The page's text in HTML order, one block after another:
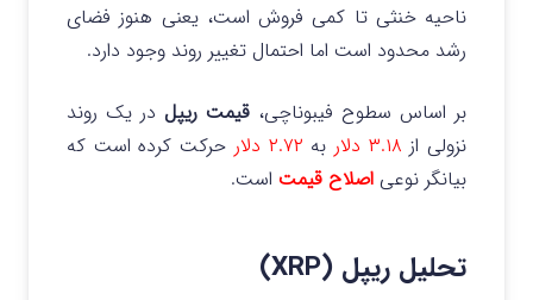
ناحیه خنثی تا کمی فروش است، یعنی هنوز فضای
رشد محدود است اما احتمال تغییر روند وجود دارد.
بر اساس سطوح فیبوناچی، قیمت ریپل در یک روند
نزولی از ۳.۱۸ دلار به ۲.۷۲ دلار
حرکت کرده است که
بیانگر نوعی اصلاح قیمت است.
تحلیل ریپل (XRP)